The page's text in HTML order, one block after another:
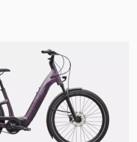
Connecter